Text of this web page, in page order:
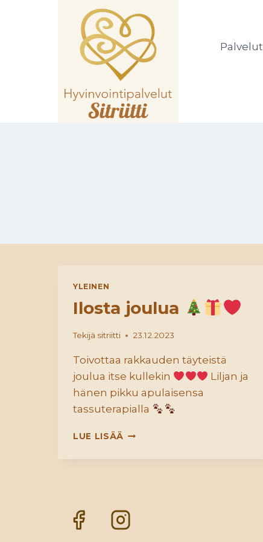
Palvelut
YLEINEN
Ilosta joulua
Tekijä sitriitti 23.12.2023
Toivottaa rakkauden täyteistä
joulua itse kullekin
Liljan ja
hänen pikku apulaisensa
tassuterapialla
LUE LISÄÄ ILOSTA